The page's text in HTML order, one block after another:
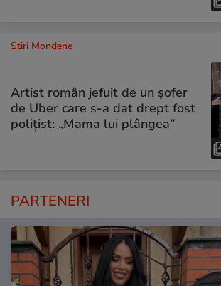
Stiri Mondene
Artist român jefuit de un șofer
de Uber care s-a dat drept fost
polițist: „Mama lui plângea”
PARTENERI